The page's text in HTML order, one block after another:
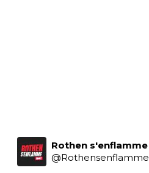
Rothen s'enflamme
@Rothensenflamme